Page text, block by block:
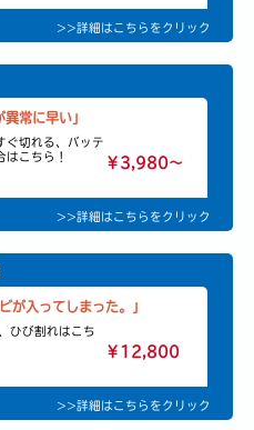
>>詳細はこちらをクリック
異常に早い」
ぐ切れる、バッテ
はこちら！
￥3,980〜
>>詳細はこちらをクリック
が入ってしまった。」
ひび割れはこち
￥12,800
>>詳細はこちらをクリック